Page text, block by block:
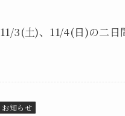
11/3(土)、11/4(日)の二日
お知らせ